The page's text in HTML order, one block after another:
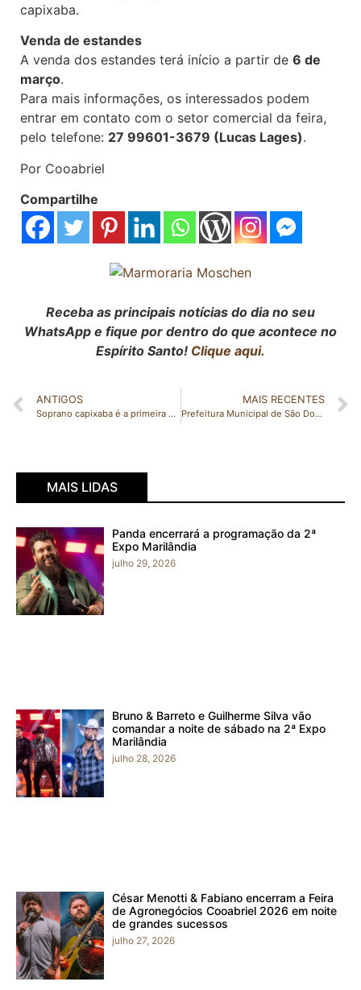
capixaba.
Venda de estandes
A venda dos estandes terá início a partir de 6 de
março.
Para mais informações, os interessados podem
entrar em contato com o setor comercial da feira,
pelo telefone: 27 99601-3679 (Lucas Lages).
Por Cooabriel
Compartilhe
Receba as principais notícias do dia no seu
WhatsApp e fique por dentro do que acontece no
Espírito Santo! Clique aqui.
ANTIGOS
Soprano capixaba é a primeira mulher brasileira a ingressar na Academia de Ópera de Paris
MAIS RECENTES
Prefeitura Municipal de São Domingos do Norte realiza reunião sobre Ações de Segurança Pública na Colheita do Café – Safra 2025
MAIS LIDAS
Panda encerrará a programação da 2ª
Expo Marilândia
julho 29, 2026
Bruno & Barreto e Guilherme Silva vão
comandar a noite de sábado na 2ª Expo
Marilândia
julho 28, 2026
César Menotti & Fabiano encerram a Feira
de Agronegócios Cooabriel 2026 em noite
de grandes sucessos
julho 27, 2026